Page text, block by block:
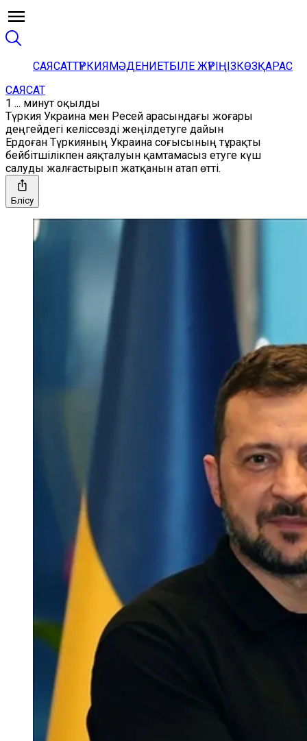
САЯСАТТҮРКИЯМӘДЕНИЕТБІЛЕ ЖҮРІҢІЗКӨЗҚАРАС
САЯСАТ
1 ... минут оқылды
Түркия Украина мен Ресей арасындағы жоғары
деңгейдегі келіссөзді жеңілдетуге дайын
Ердоған Түркияның Украина соғысының тұрақты
бейбітшілікпен аяқталуын қамтамасыз етуге күш
салуды жалғастырып жатқанын атап өтті.
Бөлісу